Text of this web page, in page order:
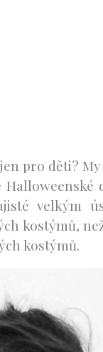
pro děti?
velkým
kostýmů,
kostýmů.